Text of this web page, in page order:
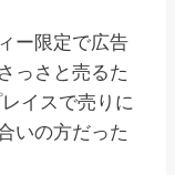
ー限定で広告
っさと売るた
イスで売りに
いの方だった